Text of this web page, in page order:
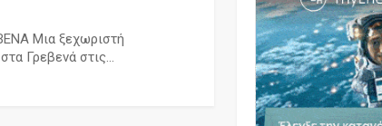
Μια ξεχωριστή
Γρεβενά στις…